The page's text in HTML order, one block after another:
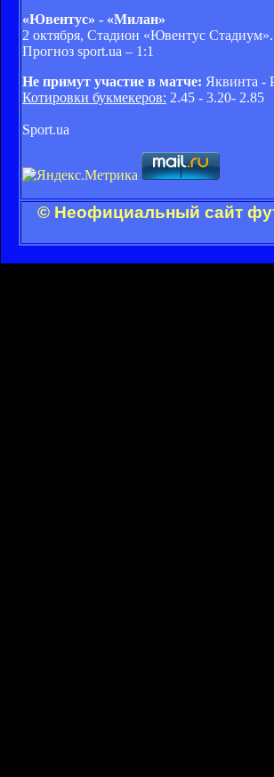
«Ювентус» - «Милан»
2 октября, Стадион «Ювентус
Прогноз sport.ua – 1:1
Не примут участие в матче: Яквинта -
Котировки букмекеров: 2.45 - 3.20- 2.85
Sport.ua
© Неофициальный сайт